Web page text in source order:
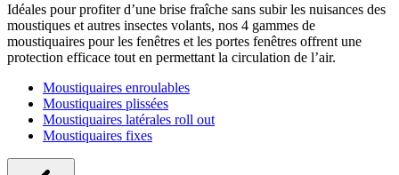
Idéales pour profiter d’une brise fraîche sans subir les nuisances des
moustiques et autres insectes volants, nos 4 gammes de
moustiquaires pour les fenêtres et les portes fenêtres offrent une
protection efficace tout en permettant la circulation de l’air.
Moustiquaires enroulables
Moustiquaires plissées
Moustiquaires latérales roll out
Moustiquaires fixes